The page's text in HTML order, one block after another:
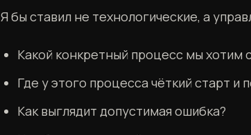
Я бы ставил не технологические, а
Какой конкретный процесс мы хотим
Где у этого процесса чёткий старт и
Как выглядит допустимая ошибка?